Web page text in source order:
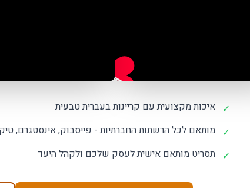
✓ איכות מקצועית עם קריינות בעברית טבעית
✓ מותאם לכל הרשתות החברתיות - פייסבוק, אינסטגרם,
✓ תסריט מותאם אישית לעסק שלכם ולקהל היעד